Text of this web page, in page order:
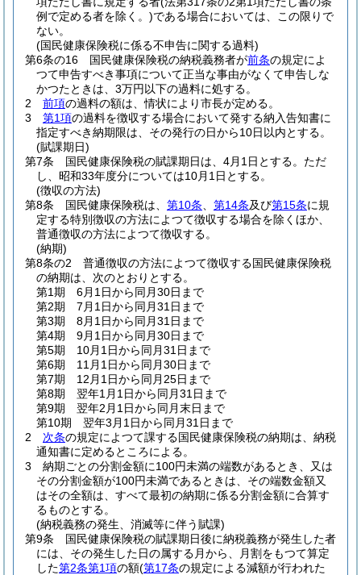
例で定める者を除く。)である場合においては、この限りで
ない。
(国民健康保険税に係る不申告に関する過料)
第6条の16
国民健康保険税の納税義務者が前条の規定によ
つて申告すべき事項について正当な事由がなくて申告しな
かつたときは、3万円以下の過料に処する。
2
前項の過料の額は、情状により市長が定める。
3
第1項の過料を徴収する場合において発する納入告知書に
指定すべき納期限は、その発行の日から10日以内とする。
(賦課期日)
第7条
国民健康保険税の賦課期日は、4月1日とする。 ただ
し、昭和33年度分については10月1日とする。
(徴収の方法)
第8条
国民健康保険税は、 第10条 第14条及び第15条に規
定する特別徴収の方法によつて徴収する場合を除くほか、
普通徴収の方法によつて徴収する。
(納期)
第8条の2
普通徴収の方法によつて徴収する国民健康保険税
の納期は、次のとおりとする。
第1期 6月1日から同月30日まで
第2期 7月1日から同月31日まで
第3期 8月1日から同月31日まで
第4期 9月1日から同月30日まで
第5期 10月1日から同月31日まで
第6期 11月1日から同月30日まで
第7期 12月1日から同月25日まで
第8期 翌年1月1日から同月31日まで
第9期 翌年2月1日から同月末日まで
第10期 翌年3月1日から同月31日まで
2
次条の規定によつて課する国民健康保険税の納期は、納税
通知書に定めるところによる。
3
納期ごとの分割金額に100円未満の端数があるとき、又は
その分割金額が100円未満であるときは、その端数金額又
はその全額は、すべて最初の納期に係る分割金額に合算す
るものとする。
(納税義務の発生、消滅等に伴う賦課)
第9条
国民健康保険税の賦課期日後に納税義務が発生した者
には、その発生した日の属する月から、月割をもつて算定
した第2条第1項の額(第17条の規定による減額が行われた